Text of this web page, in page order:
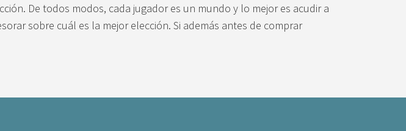
De todos modos, cada jugador es un mundo y lo mejor es acudir a
sobre cuál es la mejor elección. Si además antes de comprar